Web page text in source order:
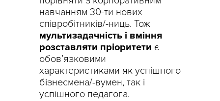
навчанням 30-ти нових
співробітників/-ниць. Тож
мультизадачність і вміння
розставляти пріоритети є
обов’язковими
характеристиками як успішного
бізнесмена/-вумен, так і
успішного педагога.